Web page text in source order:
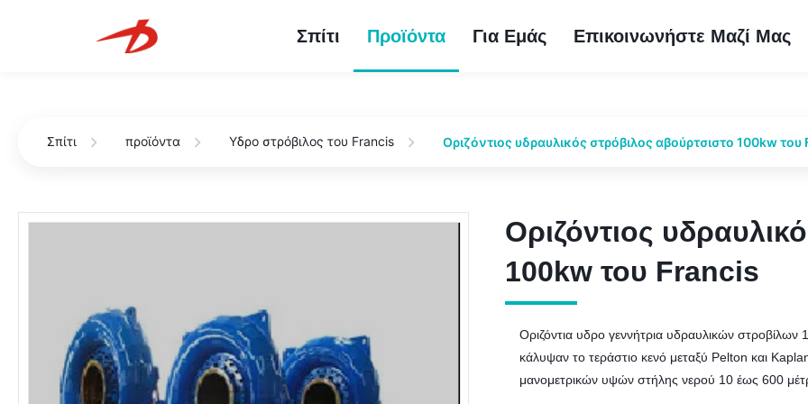
Σπίτι Προϊόντα Για Εμάς Επικοινωνήστε Μαζί Μας
Σπίτι προϊόντα Υδρο στρόβιλος του Francis Οριζόντιος υδραυλικός στρόβιλος αβούρτσιστο 100kw
Οριζόντιος
100kw του Francis
Οριζόντιος
100kw του Francis
Οριζόντια υδρο γεννήτρια υδραυλικών
κάλυψαν το τεράστιο κενό μεταξύ Pelton και
μανομετρικών υψών στήλης νερού 10 έως 600